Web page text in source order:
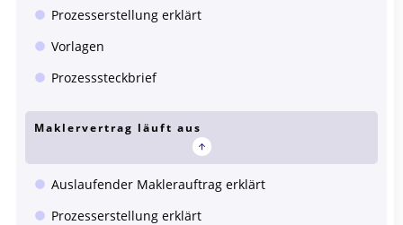
Prozesserstellung erklärt
Vorlagen
Prozesssteckbrief
Maklervertrag läuft aus
Auslaufender Maklerauftrag erklärt
Prozesserstellung erklärt